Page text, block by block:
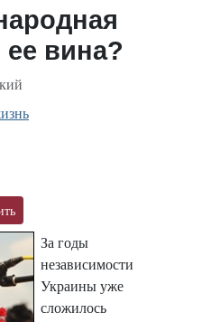
вина?
За годы
независимости
Украины уже
сложилось